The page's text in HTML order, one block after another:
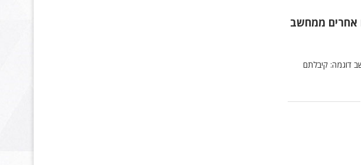
אחרים ממחשב
דוגמה: קיבלתם